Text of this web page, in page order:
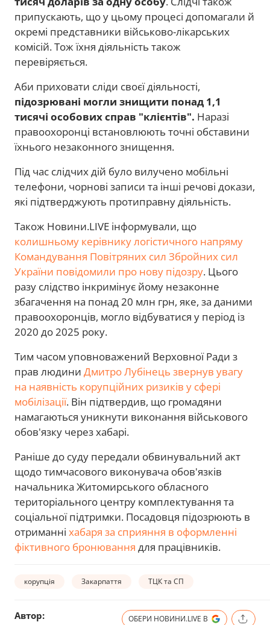
припускають, що у цьому процесі допомагали й
окремі представники військово-лікарських
комісій. Тож їхня діяльність також
перевіряється.
Аби приховати сліди своєї діяльності,
підозрювані могли знищити понад 1,1
тисячі особових справ "клієнтів". Наразі
правоохоронці встановлюють точні обставини
їхнього незаконного знищення.
Під час слідчих дій було вилучено мобільні
телефони, чорнові записи та інші речові докази,
які підтверджують протиправну діяльність.
Також Новини.LIVE інформували, що
колишньому керівнику логістичного напряму
Командування Повітряних сил Збройних сил
України повідомили про нову підозру. Цього
разу слідство інкримінує йому незаконне
збагачення на понад 20 млн грн, яке, за даними
правоохоронців, могло відбуватися у період із
2020 до 2025 року.
Тим часом уповноважений Верховної Ради з
прав людини Дмитро Лубінець звернув увагу
на наявність корупційних ризиків у сфері
мобілізації. Він підтвердив, що громадяни
намагаються уникнути виконання військового
обов'язку через хабарі.
Раніше до суду передали обвинувальний акт
щодо тимчасового виконувача обов'язків
начальника Житомирського обласного
територіального центру комплектування та
соціальної підтримки. Посадовця підозрюють в
отриманні хабаря за сприяння в оформленні
фіктивного бронювання для працівників.
корупція Закарпаття ТЦК та СП
Автор: ОБЕРИ НОВИНИ.LIVE В